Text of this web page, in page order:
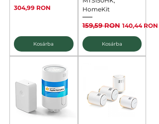
Ár
304,99 RON
Kosárba
HomeKit
Szokásos ár
159,59 RON Akciós ár
140,44 RON
Kosárba